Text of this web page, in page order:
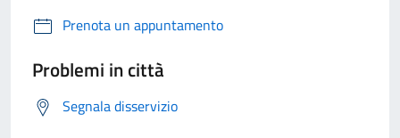
Prenota un appuntamento
Problemi in città
Segnala disservizio